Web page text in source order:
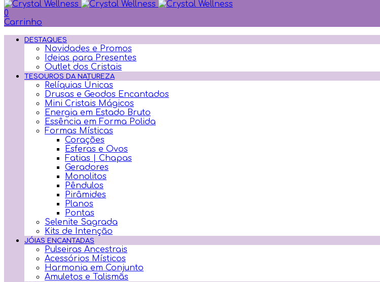
0
Carrinho
DESTAQUES
Novidades e Promos
Ideias para Presentes
Outlet dos Cristais
TESOUROS DA NATUREZA
Relíquias Únicas
Drusas e Geodos Encantados
Mini Cristais Mágicos
Energia em Estado Bruto
Essência em Forma Polida
Formas Místicas
Corações
Esferas e Ovos
Fatias | Chapas
Geradores
Monolitos
Pêndulos
Pirâmides
Planos
Pontas
Selenite Sagrada
Kits de Intenção
JÓIAS ENCANTADAS
Pulseiras Ancestrais
Acessórios Místicos
Harmonia em Conjunto
Amuletos e Talismãs